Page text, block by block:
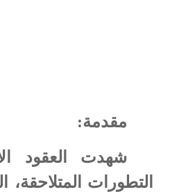
مقدمة:
شهدت العقود
التطورات